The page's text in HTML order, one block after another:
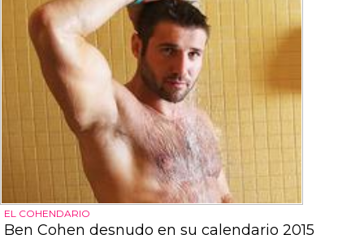
EL COHENDARIO
Ben Cohen desnudo en su calendario 2015